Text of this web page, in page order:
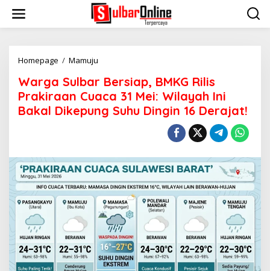
i
Homepage / Mamuju
r
g
a
S
a
r
B
e
s
a
p
,
Warga Sulbar Bersiap, BMKG Rilis
Prakiraan Cuaca 31 Mei: Wilayah Ini
Bakal Dikepung Suhu Dingin 16 Derajat!